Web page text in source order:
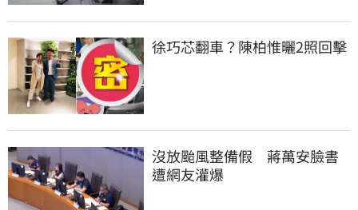
徐巧芯翻車？陳柏惟曬2照回擊
沒放颱風整備假　蔣萬安臉書
遭網友灌爆